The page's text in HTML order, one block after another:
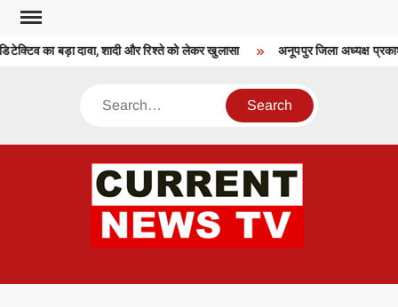
Skip
contentका बड़ा दावा, शादी और रिश्ते को लेकर खुलासा अनूपपुर जिला अध्यक्ष
Search